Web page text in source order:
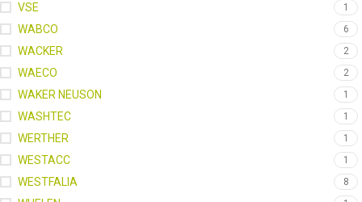
VSE 1
WABCO 6
WACKER 2
WAECO 2
WAKER NEUSON 1
WASHTEC 1
WERTHER 1
WESTACC 1
WESTFALIA 8